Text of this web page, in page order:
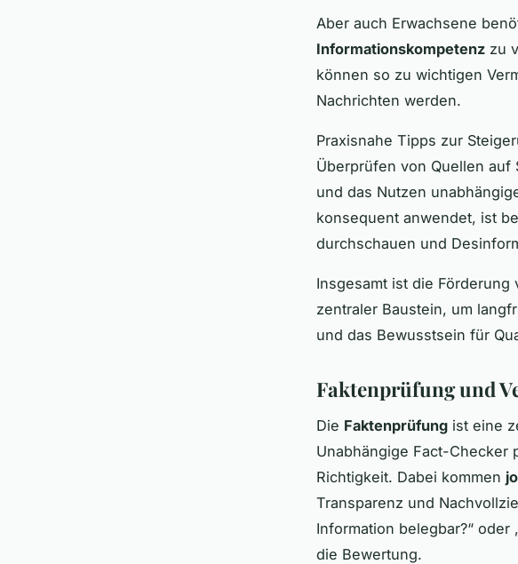
Aber auch Erwachsene
Informationskompetenz zu
können so zu wichtigen
Nachrichten werden.
Praxisnahe Tipps zur
Überprüfen von Quellen auf
und das Nutzen
konsequent anwendet, ist
durchschauen und
Insgesamt ist die
zentraler Baustein, um
und das Bewusstsein für
Faktenprüfung und
Die Faktenprüfung ist eine
Unabhängige Fact-Checker
Richtigkeit. Dabei kommen
Transparenz und
Information belegbar?“
die Bewertung.